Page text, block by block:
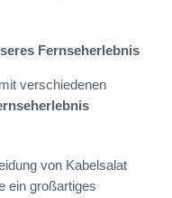
Fernseherlebnis
verschiedenen
von Kabelsalat
ein großartiges